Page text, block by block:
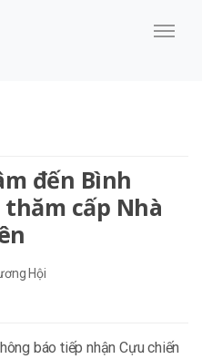
đến Bình
cấp Nhà
Hội
báo tiếp nhận Cựu chiến